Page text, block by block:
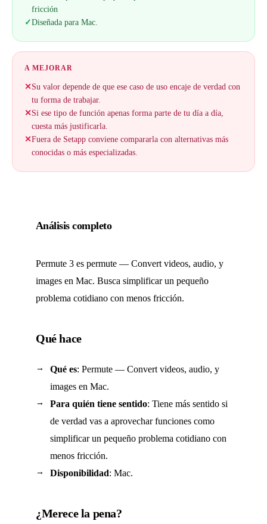
fricción
✓Diseñada para Mac.
A MEJORAR
✕Su valor depende de que ese caso de uso encaje de verdad con
tu forma de trabajar.
✕Si ese tipo de función apenas forma parte de tu día a día,
cuesta más justificarla.
✕Fuera de Setapp conviene compararla con alternativas más
conocidas o más especializadas.
Análisis completo
Permute 3 es permute — Convert videos, audio, y
images en Mac. Busca simplificar un pequeño
problema cotidiano con menos fricción.
Qué hace
Qué es: Permute — Convert videos, audio, y
images en Mac.
Para quién tiene sentido: Tiene más sentido si
de verdad vas a aprovechar funciones como
simplificar un pequeño problema cotidiano con
menos fricción.
Disponibilidad: Mac.
¿Merece la pena?